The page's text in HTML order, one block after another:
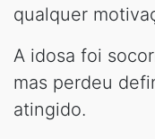
qualquer
A idosa foi
mas perdeu
atingido.